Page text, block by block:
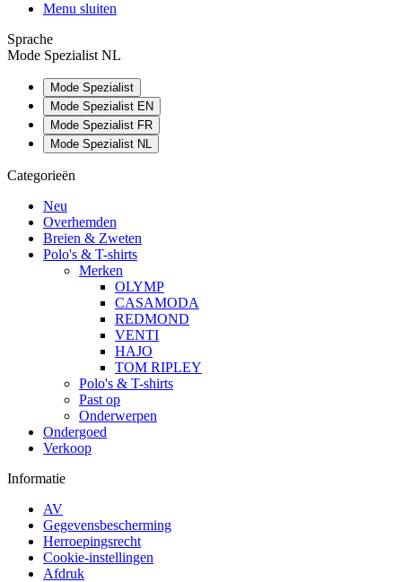
Menu sluiten
Sprache
Mode Spezialist NL
Mode Spezialist
Mode Spezialist EN
Mode Spezialist FR
Mode Spezialist NL
Categorieën
Neu
Overhemden
Breien & Zweten
Polo's & T-shirts
Merken
OLYMP
CASAMODA
REDMOND
VENTI
HAJO
TOM RIPLEY
Polo's & T-shirts
Past op
Onderwerpen
Ondergoed
Verkoop
Informatie
AV
Gegevensbescherming
Herroepingsrecht
Cookie-instellingen
Afdruk